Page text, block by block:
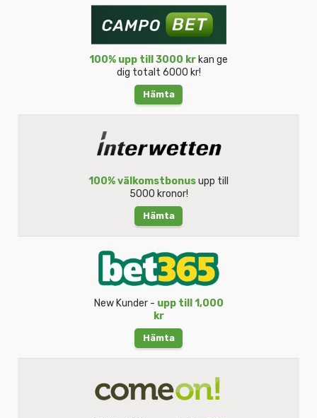
100% upp till 3000 kr kan ge
dig totalt 6000 kr!
Hämta
100% välkomstbonusupp till
5000 kronor!
Hämta
New Kunder - upp till 1,000
kr
Hämta